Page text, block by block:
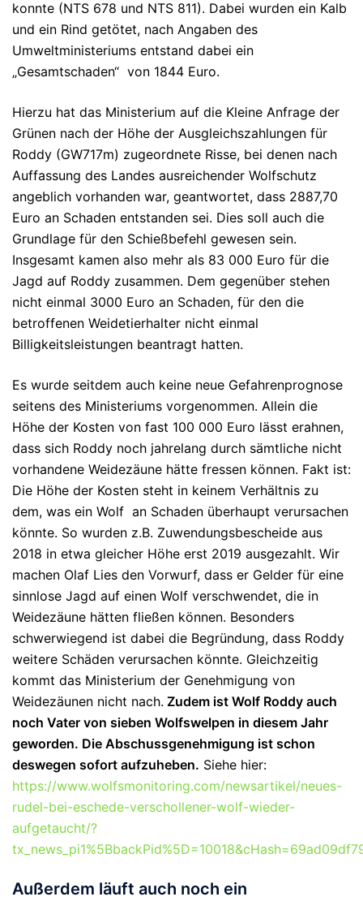
konnte (NTS 678 und NTS 811). Dabei wurden ein Kalb
und ein Rind getötet, nach Angaben des
Umweltministeriums entstand dabei ein
„Gesamtschaden“ von 1844 Euro.
Hierzu hat das Ministerium auf die Kleine Anfrage der
Grünen nach der Höhe der Ausgleichszahlungen für
Roddy (GW717m) zugeordnete Risse, bei denen nach
Auffassung des Landes ausreichender Wolfschutz
angeblich vorhanden war, geantwortet, dass 2887,70
Euro an Schaden entstanden sei. Dies soll auch die
Grundlage für den Schießbefehl gewesen sein.
Insgesamt kamen also mehr als 83 000 Euro für die
Jagd auf Roddy zusammen. Dem gegenüber stehen
nicht einmal 3000 Euro an Schaden, für den die
betroffenen Weidetierhalter nicht einmal
Billigkeitsleistungen beantragt hatten.
Es wurde seitdem auch keine neue Gefahrenprognose
seitens des Ministeriums vorgenommen. Allein die
Höhe der Kosten von fast 100 000 Euro lässt erahnen,
dass sich Roddy noch jahrelang durch sämtliche nicht
vorhandene Weidezäune hätte fressen können. Fakt ist:
Die Höhe der Kosten steht in keinem Verhältnis zu
dem, was ein Wolf an Schaden überhaupt verursachen
könnte. So wurden z.B. Zuwendungsbescheide aus
2018 in etwa gleicher Höhe erst 2019 ausgezahlt. Wir
machen Olaf Lies den Vorwurf, dass er Gelder für eine
sinnlose Jagd auf einen Wolf verschwendet, die in
Weidezäune hätten fließen können. Besonders
schwerwiegend ist dabei die Begründung, dass Roddy
weitere Schäden verursachen könnte. Gleichzeitig
kommt das Ministerium der Genehmigung von
Weidezäunen nicht nach. Zudem ist Wolf Roddy auch
noch Vater von sieben Wolfswelpen in diesem Jahr
geworden. Die Abschussgenehmigung ist schon
deswegen sofort aufzuheben. Siehe hier:
https://www.wolfsmonitoring.com/newsartikel/neues-
rudel-bei-eschede-verschollener-wolf-wieder-
aufgetaucht/?
Außerdem läuft auch noch ein